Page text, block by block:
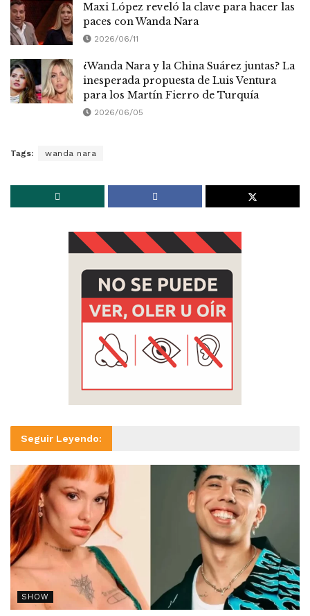
Maxi López reveló la clave para hacer las
paces con Wanda Nara
2026/06/11
¿Wanda Nara y la China Suárez juntas? La
inesperada propuesta de Luis Ventura
para los Martín Fierro de Turquía
2026/06/05
Tags: wanda nara
Seguir Leyendo:
SHOW